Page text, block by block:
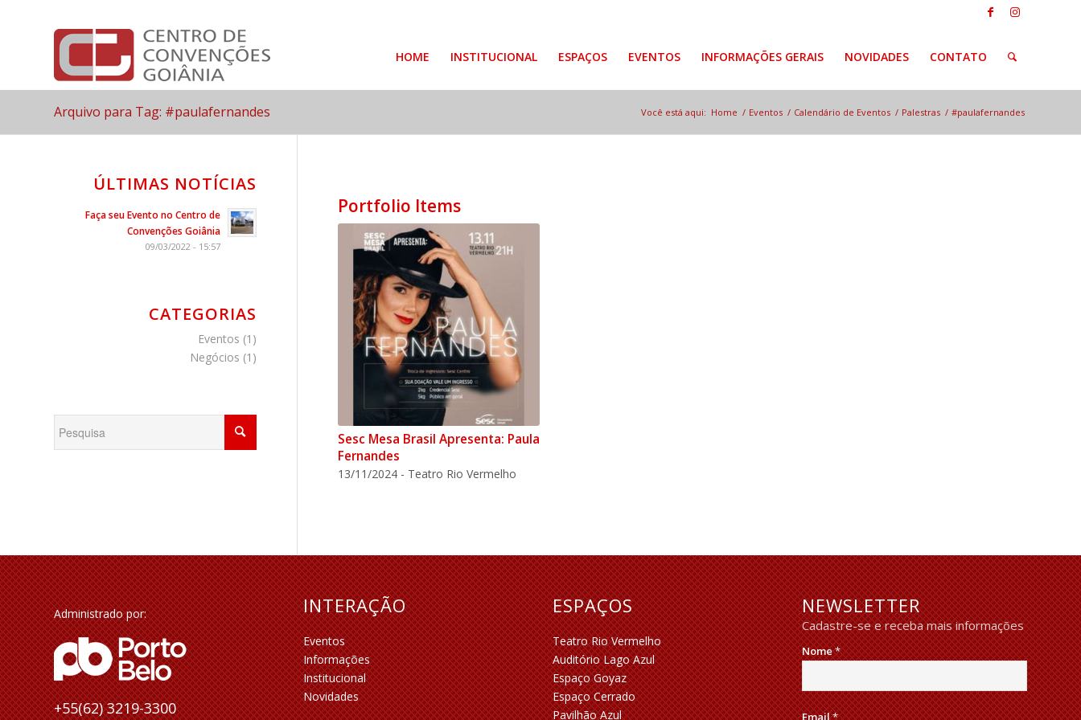
HOME INSTITUCIONAL ESPAÇOS EVENTOS INFORMAÇÕES GERAIS NOVIDADES CONTATO
Arquivo para Tag: #paulafernandes Você está aqui: Home / Eventos / Calendário de Eventos / Palestras / #paulafernandes
Portfolio Items
Sesc Mesa Brasil Apresenta: Paula
Fernandes
13/11/2024 - Teatro Rio Vermelho
ÚLTIMAS NOTÍCIAS
Faça seu Evento no Centro de
Convenções Goiânia
09/03/2022 - 15:57
CATEGORIAS
Eventos (1)
Negócios (1)
Administrado por:
+55(62) 3219-3300
INTERAÇÃO
Eventos
Informações
Institucional
Novidades
ESPAÇOS
Teatro Rio Vermelho
Auditório Lago Azul
Espaço Goyaz
Espaço Cerrado
Pavilhão Azul
NEWSLETTER
Cadastre-se e receba mais informações
Nome*
Email*